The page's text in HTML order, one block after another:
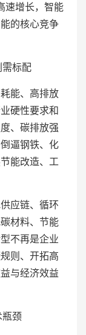
速增长，智能
的核心竞争
标配
能、高排放
硬性要求和
、碳排放强
逼钢铁、化
能改造、工
应链、循环
材料、节能
不再是企业
则、开拓高
与经济效益
瓶颈